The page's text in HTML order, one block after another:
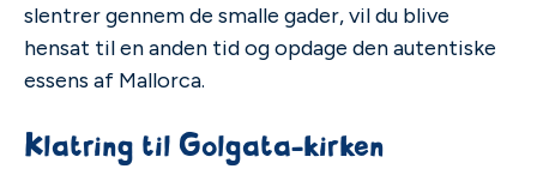
slentrer gennem de smalle gader, vil du blive
hensat til en anden tid og opdage den autentiske
essens af Mallorca.
Klatring til Golgata-kirken